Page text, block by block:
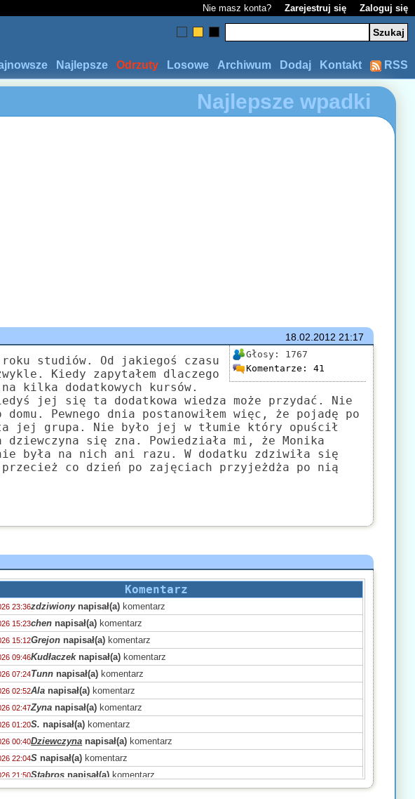
Nie masz konta? Zarejestruj się Zaloguj się
RSS
Kontakt
Dodaj
Archiwum
Losowe
Odrzuty
Najlepsze
Najlepsze wpadki
18.02.2012 21:17
Głosy: 1767
Komentarze: 41
studiów. Od jakiegoś czasu
Kiedy zapytałem dlaczego
kilka dodatkowych kursów.
jej się ta dodatkowa wiedza może przydać. Nie
Pewnego dnia postanowiłem więc, że pojadę po
jej grupa. Nie było jej w tłumie który opuścił
się zna. Powiedziała mi, że Monika
była na nich ani razu. W dodatku zdziwiła się
co dzień po zajęciach przyjeżdża po nią
Komentarz
23:36zdziwionynapisał(a) komentarz
15:23chen napisał(a) komentarz
15:12Grejon napisał(a) komentarz
09:46Kudłaczeknapisał(a) komentarz
07:24Tunn napisał(a) komentarz
02:52Ala napisał(a) komentarz
02:47Zyna napisał(a) komentarz
01:20S. napisał(a) komentarz
00:40Dziewczyna napisał(a) komentarz
22:04S napisał(a) komentarz
21:50Stabros napisał(a) komentarz
21:43Stabrosnapisał(a)komentarz